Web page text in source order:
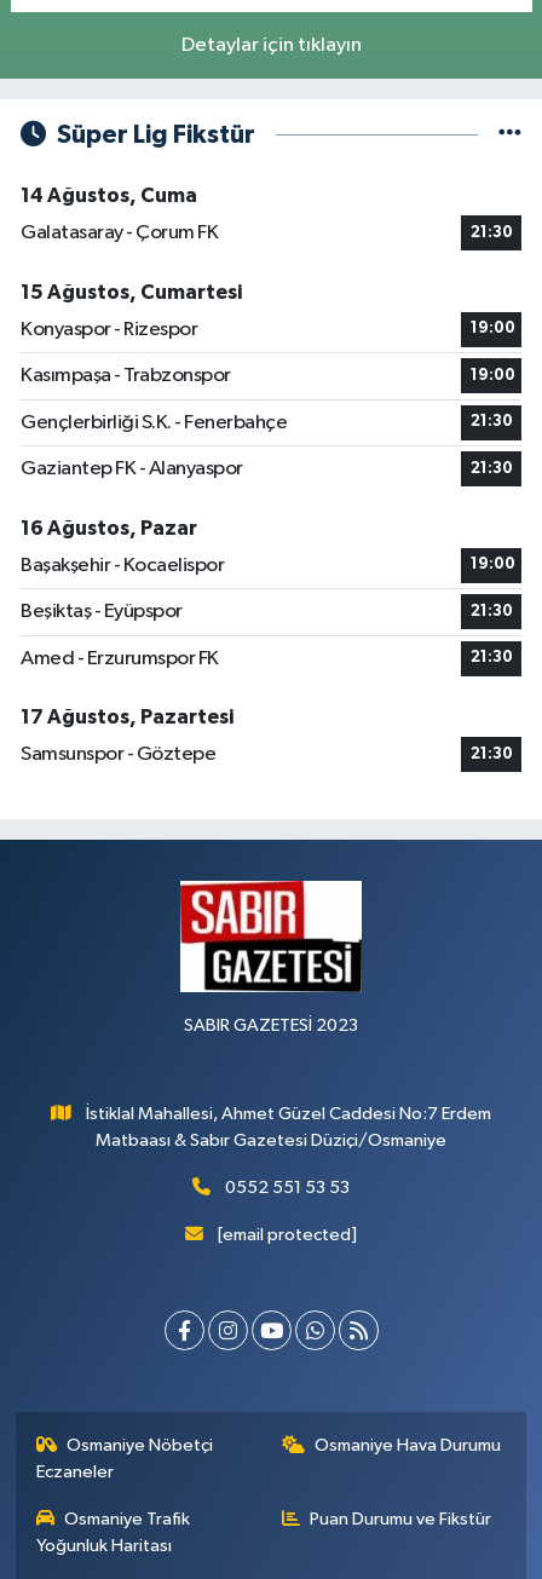
Detaylar için tıklayın
Süper Lig Fikstür
14 Ağustos, Cuma
Galatasaray - Çorum FK
21:30
15 Ağustos, Cumartesi
Konyaspor - Rizespor
19:00
Kasımpaşa - Trabzonspor 19:00
Gençlerbirliği S.K. - Fenerbahçe 21:30
Gaziantep FK - Alanyaspor 21:30
16 Ağustos, Pazar
Başakşehir - Kocaelispor
19:00
Beşiktaş - Eyüpspor 21:30
Amed - Erzurumspor FK 21:30
17 Ağustos, Pazartesi
Samsunspor - Göztepe
21:30
SABIR GAZETESİ 2023
İstiklal Mahallesi, Ahmet Güzel Caddesi No:7 Erdem
Matbaası & Sabır Gazetesi Düziçi/Osmaniye
0552 551 53 53
[email protected]
Osmaniye Nöbetçi
Eczaneler
Osmaniye Hava Durumu
Osmaniye Trafik
Yoğunluk Haritası
Puan Durumu ve Fikstür